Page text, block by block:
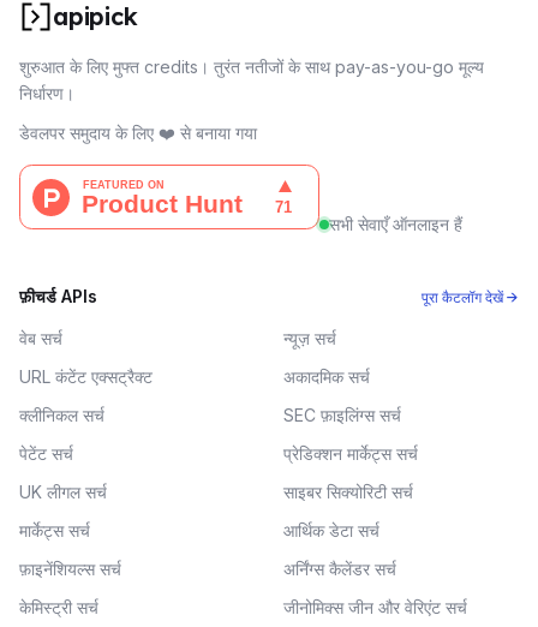
apipick
शुरुआत के लिए मुफ्त credits। तुरंत नतीजों के साथ pay-as-you-go मूल्य
निर्धारण।
डेवलपर समुदाय के लिए ❤️ से बनाया गया
सभी सेवाएँ ऑनलाइन हैं
फ़ीचर्ड APIs पूरा कैटलॉग देखें →
वेब सर्च
न्यूज़ सर्च
URL कंटेंट एक्सट्रैक्ट
अकादमिक सर्च
क्लीनिकल सर्च
SEC फ़ाइलिंग्स सर्च
पेटेंट सर्च
प्रेडिक्शन मार्केट्स सर्च
UK लीगल सर्च
साइबर सिक्योरिटी सर्च
मार्केट्स सर्च
आर्थिक डेटा सर्च
फ़ाइनेंशियल्स सर्च
अर्निंग्स कैलेंडर सर्च
केमिस्ट्री सर्च
जीनोमिक्स जीन और वेरिएंट सर्च